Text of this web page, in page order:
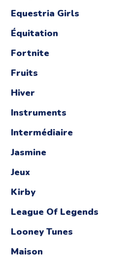
Equestria Girls
Équitation
Fortnite
Fruits
Hiver
Instruments
Intermédiaire
Jasmine
Jeux
Kirby
League Of Legends
Looney Tunes
Maison